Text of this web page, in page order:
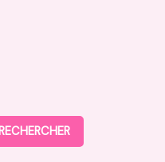
RECHERCHER